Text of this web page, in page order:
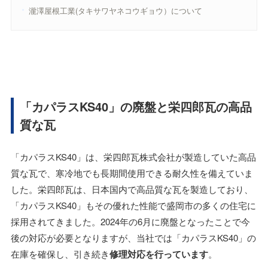
瀧澤屋根工業(タキサワヤネコウギョウ）について
「カパラスKS40」の廃盤と栄四郎瓦の高品
質な瓦
「カパラスKS40」は、栄四郎瓦株式会社が製造していた高品
質な瓦で、寒冷地でも長期間使用できる耐久性を備えていま
した。栄四郎瓦は、日本国内で高品質な瓦を製造しており、
「カパラスKS40」もその優れた性能で盛岡市の多くの住宅に
採用されてきました。2024年の6月に廃盤となったことで今
後の対応が必要となりますが、当社では「カパラスKS40」の
在庫を確保し、引き続き修理対応を行っています。